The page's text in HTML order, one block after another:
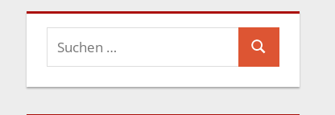
Suchen
nach:
Suchen